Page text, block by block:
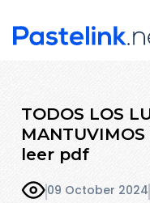
TODOS LOS
MANTUVIMOS
leer pdf
09 October 2024